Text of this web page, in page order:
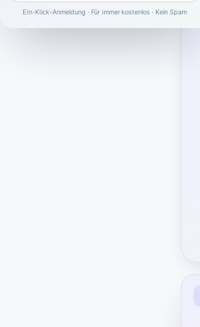
Ein-Klick-Anmeldung · Für immer kostenlos · Kein Spam